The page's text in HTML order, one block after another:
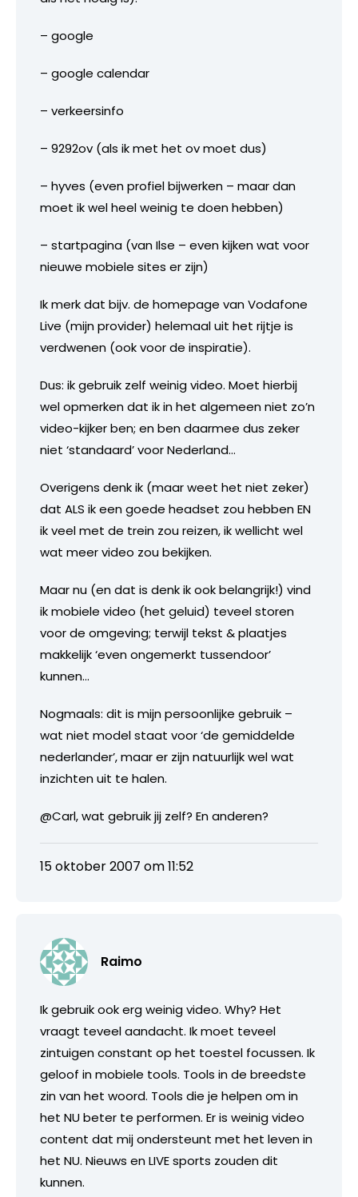
– google
– google calendar
– verkeersinfo
– 9292ov (als ik met het ov moet dus)
– hyves (even profiel bijwerken – maar dan
moet ik wel heel weinig te doen hebben)
– startpagina (van Ilse – even kijken wat voor
nieuwe mobiele sites er zijn)
Ik merk dat bijv. de homepage van Vodafone
Live (mijn provider) helemaal uit het rijtje is
verdwenen (ook voor de inspiratie).
Dus: ik gebruik zelf weinig video. Moet hierbij
wel opmerken dat ik in het algemeen niet zo’n
video-kijker ben; en ben daarmee dus zeker
niet ‘standaard’ voor Nederland…
Overigens denk ik (maar weet het niet zeker)
dat ALS ik een goede headset zou hebben EN
ik veel met de trein zou reizen, ik wellicht wel
wat meer video zou bekijken.
Maar nu (en dat is denk ik ook belangrijk!) vind
ik mobiele video (het geluid) teveel storen
voor de omgeving; terwijl tekst & plaatjes
makkelijk ‘even ongemerkt tussendoor’
kunnen…
Nogmaals: dit is mijn persoonlijke gebruik –
wat niet model staat voor ‘de gemiddelde
nederlander’, maar er zijn natuurlijk wel wat
inzichten uit te halen.
@Carl, wat gebruik jij zelf? En anderen?
15 oktober 2007 om 11:52
Raimo
Ik gebruik ook erg weinig video. Why? Het
vraagt teveel aandacht. Ik moet teveel
zintuigen constant op het toestel focussen. Ik
geloof in mobiele tools. Tools in de breedste
zin van het woord. Tools die je helpen om in
het NU beter te performen. Er is weinig video
content dat mij ondersteunt met het leven in
het NU. Nieuws en LIVE sports zouden dit
kunnen.